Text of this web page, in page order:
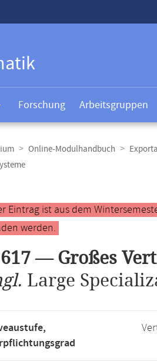
Forschung Arbeitsgruppen
Online-Modulhandbuch
Eintrag ist aus dem
werden.
617 — Großes
Large